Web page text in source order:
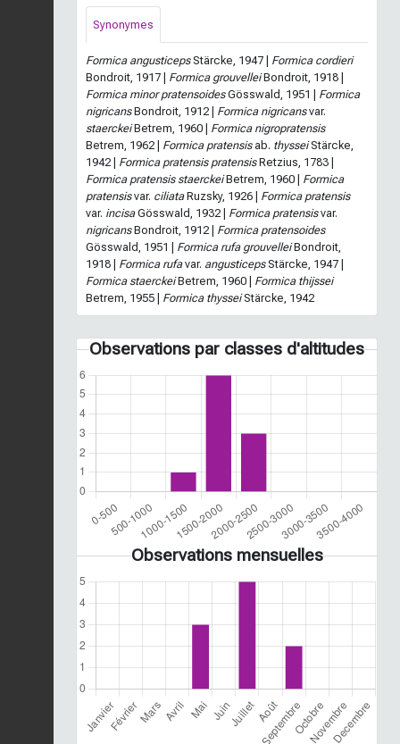
Synonymes
Formica angusticepsStärcke, 1947 | Formica cordieri
Bondroit, 1917 | Formica grouvelleiBondroit, 1918 |
Formica minor pratensoidesGösswald, 1951 | Formica
nigricansBondroit, 1912 | Formica nigricansvar.
staerckeiBetrem, 1960 | Formica nigropratensis
Betrem, 1962 | Formica pratensis ab. thysseiStärcke,
1942 | Formica pratensis pratensisRetzius, 1783 |
Formica pratensis staerckeiBetrem, 1960 | Formica
pratensisvar. ciliataRuzsky, 1926 | Formica pratensis
var. incisaGösswald, 1932 | Formica pratensisvar.
nigricansBondroit, 1912 | Formica pratensoides
Gösswald, 1951 | Formica rufa grouvelleiBondroit,
1918 | Formica rufavar. angusticepsStärcke, 1947 |
Formica staerckeiBetrem, 1960 | Formica thijssei
Betrem, 1955 | Formica thysseiStärcke, 1942
Observations par classes d'altitudes
Observations mensuelles